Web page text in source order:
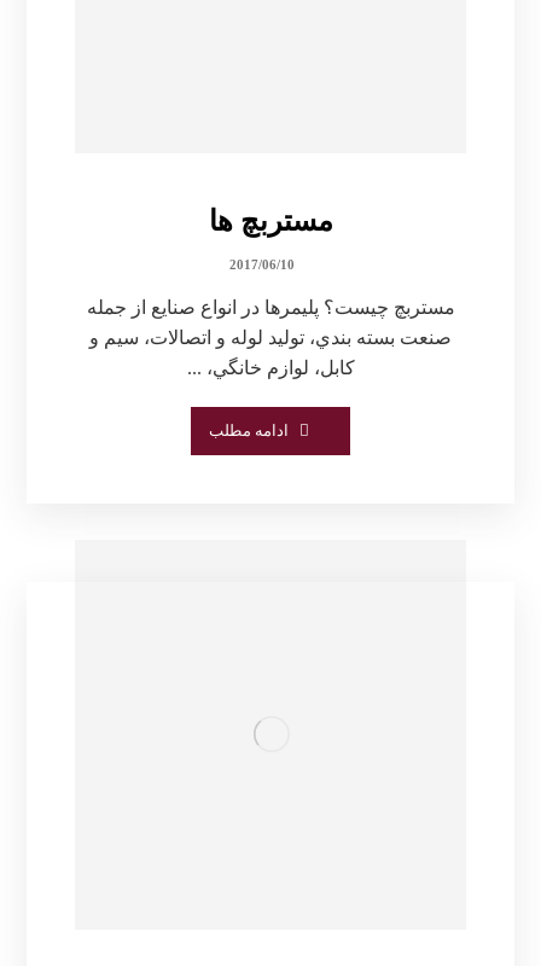
مستربچ ها
2017/06/10
مستربچ چیست؟ پليمرها در انواع صنايع از جمله
صنعت بسته بندي، توليد لوله و اتصالات، سيم و
كابل، لوازم خانگي، ...
ادامه مطلب